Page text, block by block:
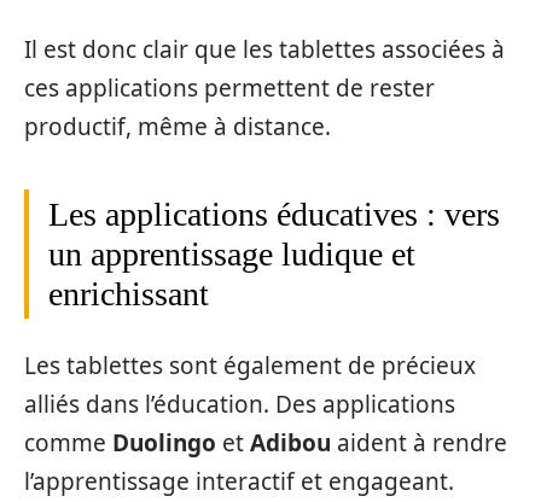
Il est donc clair que les tablettes associées à
ces applications permettent de rester
productif, même à distance.
Les applications éducatives : vers
un apprentissage ludique et
enrichissant
Les tablettes sont également de précieux
alliés dans l’éducation. Des applications
comme Duolingo etAdibou aident à rendre
l’apprentissage interactif et engageant.